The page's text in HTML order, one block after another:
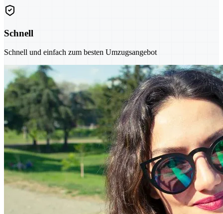
Schnell
Schnell und einfach zum besten Umzugsangebot